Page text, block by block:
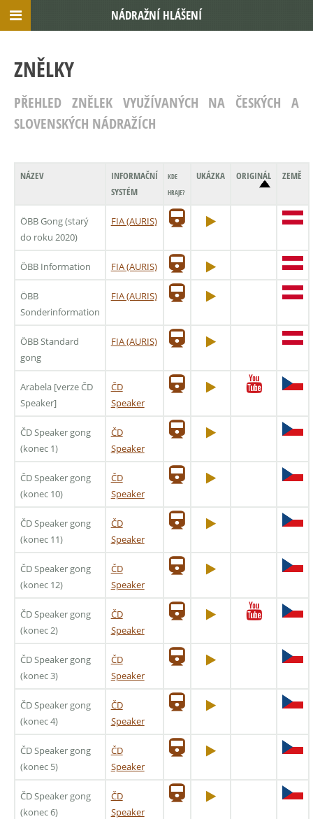
ZNĚLKY
PŘEHLED ZNĚLEK VYUŽÍVANÝCH NA ČESKÝCH A
SLOVENSKÝCH NÁDRAŽÍCH
NÁZEV
INFORMAČNÍ
SYSTÉM
KDE
HRAJE?
UKÁZKA ORIGINÁL ZEMĚ
ÖBB Gong (starý
do roku 2020)
FIA (AURIS)
ÖBB Information FIA (AURIS)
ÖBB
Sonderinformation
FIA (AURIS)
ÖBB Standard
gong
FIA (AURIS)
Arabela [verze ČD
Speaker]
ČD
Speaker
ČD Speaker gong
(konec 1)
ČD
Speaker
ČD Speaker gong
(konec 10)
ČD
Speaker
ČD Speaker gong
(konec 11)
ČD
Speaker
ČD Speaker gong
(konec 12)
ČD
Speaker
ČD Speaker gong
(konec 2)
ČD
Speaker
ČD Speaker gong
(konec 3)
ČD
Speaker
ČD Speaker gong
(konec 4)
ČD
Speaker
ČD Speaker gong
(konec 5)
ČD
Speaker
ČD Speaker gong
(konec 6)
ČD
Speaker
NÁDRAŽNÍ HLÁŠENÍ